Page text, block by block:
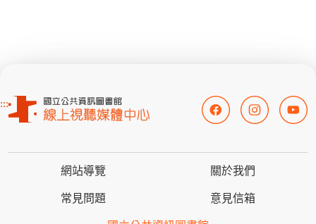
:::
網站導覽 關於我們
常見問題 意見信箱